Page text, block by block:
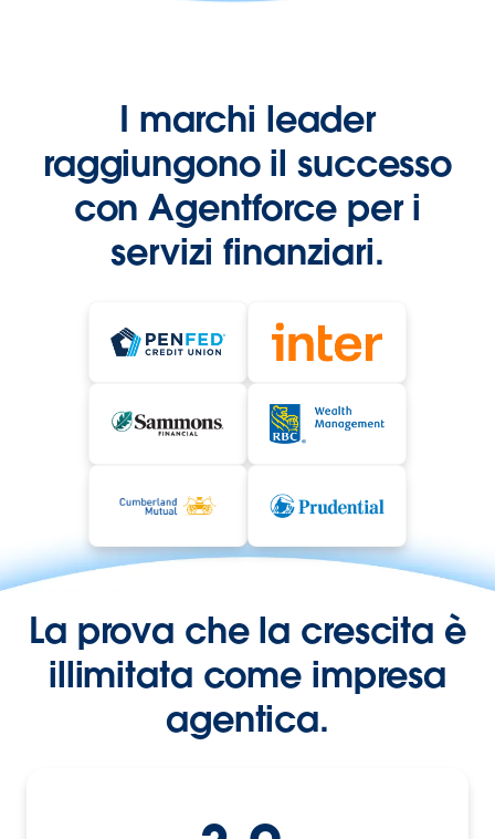
I marchi leader
raggiungono il successo
con Agentforce per i
servizi finanziari.
La prova che la crescita è
illimitata come impresa
agentica.